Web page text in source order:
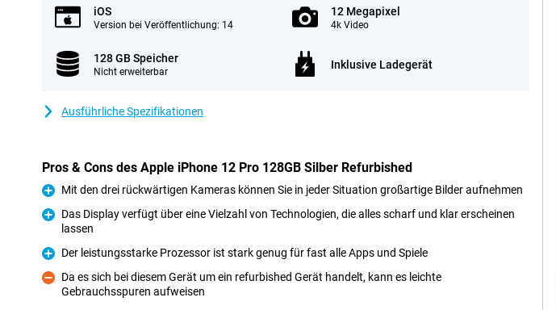
iOS
Version bei Veröffentlichung: 14
12 Megapixel
4k Video
128 GB Speicher
Nicht erweiterbar
Inklusive Ladegerät
Ausführliche Spezifikationen
Pros & Cons des Apple iPhone 12 Pro 128GB Silber Refurbished
Pro
Mit den drei rückwärtigen Kameras können Sie in jeder Situation großartige Bilder aufnehmen
Das Display verfügt über eine Vielzahl von Technologien, die alles scharf und klar erscheinen
lassen
Pro
Der leistungsstarke Prozessor ist stark genug für fast alle Apps und Spiele
Kontra
Da es sich bei diesem Gerät um ein refurbished Gerät handelt, kann es leichte
Gebrauchsspuren aufweisen